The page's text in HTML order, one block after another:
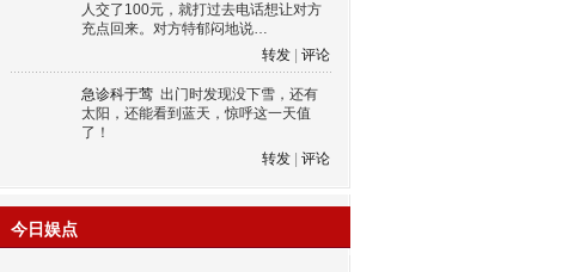
人交了100元，就打过去电话想让对方
充点回来。对方特郁闷地说…
转发
评论
急诊科于莺 出门时发现没下雪，还有
太阳，还能看到蓝天，惊呼这一天值
了！
转发
评论
今日娱点